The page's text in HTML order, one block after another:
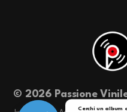
© 2026 Passione
Cerchi un album